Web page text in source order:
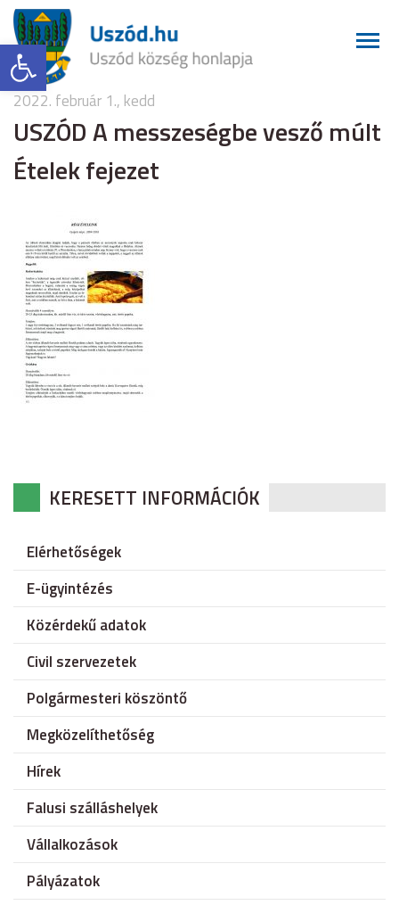
Eszköztár megnyitása
2022. február 1., kedd
USZÓD A messzeségbe vesző múlt
Ételek fejezet
KERESETT INFORMÁCIÓK
Elérhetőségek
E-ügyintézés
Közérdekű adatok
Civil szervezetek
Polgármesteri köszöntő
Megközelíthetőség
Hírek
Falusi szálláshelyek
Vállalkozások
Pályázatok